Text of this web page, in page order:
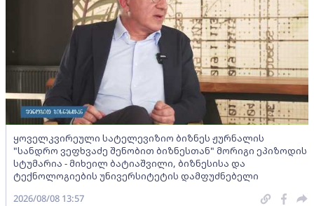
ყოველკვირეული სატელევიზიო ბიზნეს ჟურნალის
"სანდრო ვეფხვაძე შენობით ბიზნესთან" მორიგი ეპიზოდის
სტუმარია - მიხეილ ბატიაშვილი, ბიზნესისა და
ტექნოლოგიების უნივერსიტეტის დამფუძნებელი
2026/08/08 13:57